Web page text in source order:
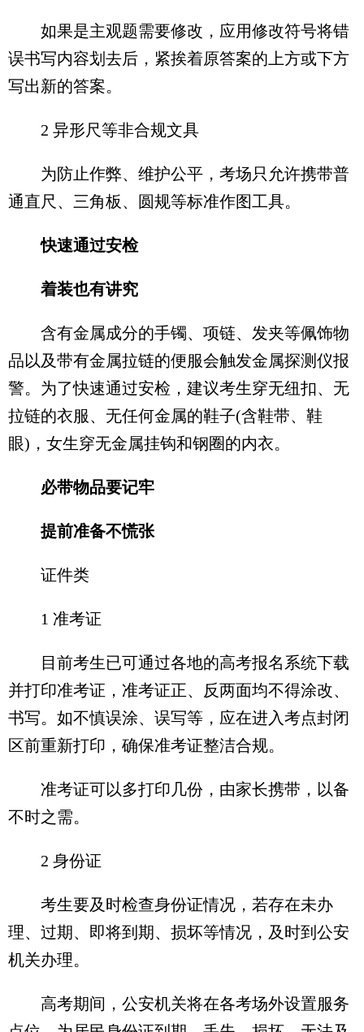
如果是主观题需要修改，应用修改符号将错
误书写内容划去后，紧挨着原答案的上方或下方
写出新的答案。
2 异形尺等非合规文具
为防止作弊、维护公平，考场只允许携带普
通直尺、三角板、圆规等标准作图工具。
快速通过安检
着装也有讲究
含有金属成分的手镯、项链、发夹等佩饰物
品以及带有金属拉链的便服会触发金属探测仪报
警。为了快速通过安检，建议考生穿无纽扣、无
拉链的衣服、无任何金属的鞋子(含鞋带、鞋
眼)，女生穿无金属挂钩和钢圈的内衣。
必带物品要记牢
提前准备不慌张
证件类
1 准考证
目前考生已可通过各地的高考报名系统下载
并打印准考证，准考证正、反两面均不得涂改、
书写。如不慎误涂、误写等，应在进入考点封闭
区前重新打印，确保准考证整洁合规。
准考证可以多打印几份，由家长携带，以备
不时之需。
2 身份证
考生要及时检查身份证情况，若存在未办
理、过期、即将到期、损坏等情况，及时到公安
机关办理。
高考期间，公安机关将在各考场外设置服务